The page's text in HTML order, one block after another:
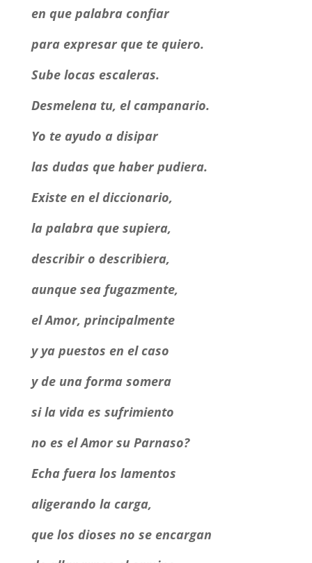
en que palabra confiar
para expresar que te quiero.
Sube locas escaleras.
Desmelena tu, el campanario.
Yo te ayudo a disipar
las dudas que haber pudiera.
Existe en el diccionario,
la palabra que supiera,
describir o describiera,
aunque sea fugazmente,
el Amor, principalmente
y ya puestos en el caso
y de una forma somera
si la vida es sufrimiento
no es el Amor su Parnaso?
Echa fuera los lamentos
aligerando la carga,
que los dioses no se encargan